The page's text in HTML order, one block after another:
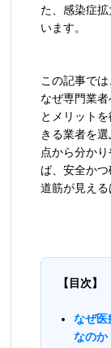
た、感染症
います。
この記事で
なぜ専門業
とメリット
きる業者を
点から分か
ば、安全か
道筋が見える
【目次】
なぜ医
なのか